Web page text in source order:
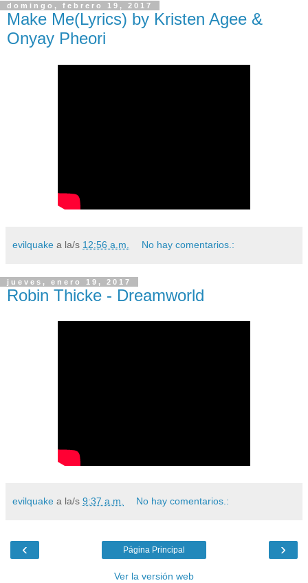
domingo, febrero 19, 2017
Make Me(Lyrics) by Kristen Agee &
Onyay Pheori
evilquake a la/s 12:56 a.m. No hay comentarios.:
jueves, enero 19, 2017
Robin Thicke - Dreamworld
evilquake a la/s 9:37 a.m. No hay comentarios.:
‹ ›
Página Principal
Ver la versión web